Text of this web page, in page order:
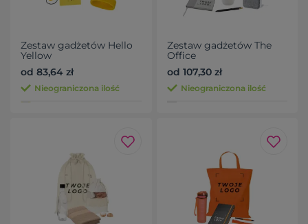
Zestaw gadżetów Hello
Yellow
od 83,64 zł
Nieograniczona ilość
Zestaw gadżetów The
Office
od 107,30 zł
Nieograniczona ilość